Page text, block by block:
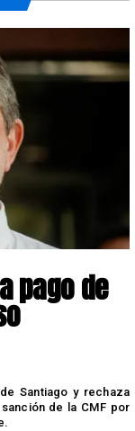
pago de
Santiago y rechaza
de la CMF por